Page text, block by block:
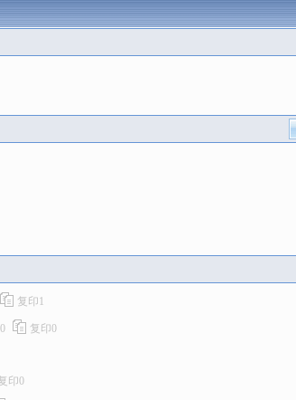
复印1
0 复印0
印0